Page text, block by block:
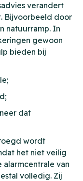
verandert
Bijvoorbeeld door
natuurramp. In
gewoon
bieden bij
dat
wordt
het niet veilig
alarmcentrale van
volledig. Zij